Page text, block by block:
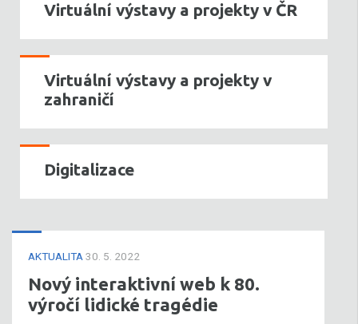
Virtuální výstavy a projekty v ČR
Virtuální výstavy a projekty v
zahraničí
Digitalizace
AKTUALITA 30. 5. 2022
Nový interaktivní web k 80.
výročí lidické tragédie